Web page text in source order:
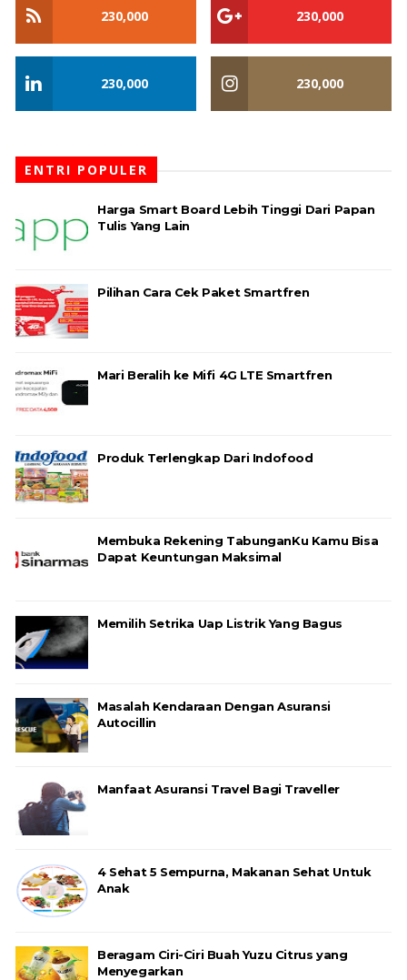
230,000 230,000
230,000 230,000
ENTRI POPULER
Harga Smart Board Lebih Tinggi Dari Papan
Tulis Yang Lain
Pilihan Cara Cek Paket Smartfren
Mari Beralih ke Mifi 4G LTE Smartfren
Produk Terlengkap Dari Indofood
Membuka Rekening TabunganKu Kamu Bisa
Dapat Keuntungan Maksimal
Memilih Setrika Uap Listrik Yang Bagus
Masalah Kendaraan Dengan Asuransi
Autocillin
Manfaat Asuransi Travel Bagi Traveller
4 Sehat 5 Sempurna, Makanan Sehat Untuk
Anak
Beragam Ciri-Ciri Buah Yuzu Citrus yang
Menyegarkan